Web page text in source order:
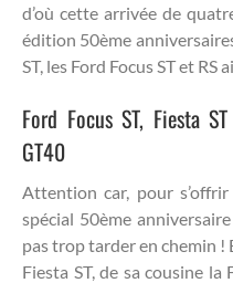
d’où cette arrivée de
édition 50ème
ST, les Ford Focus ST et RS
Ford Focus ST, Fiesta
GT40
Attention car, pour
spécial 50ème
pas trop tarder en chemin !
Fiesta ST, de sa cousine